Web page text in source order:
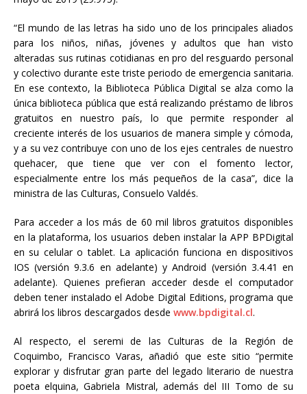
“El mundo de las letras ha sido uno de los principales aliados
para los niños, niñas, jóvenes y adultos que han visto
alteradas sus rutinas cotidianas en pro del resguardo personal
y colectivo durante este triste periodo de emergencia sanitaria.
En ese contexto, la Biblioteca Pública Digital se alza como la
única biblioteca pública que está realizando préstamo de libros
gratuitos en nuestro país, lo que permite responder al
creciente interés de los usuarios de manera simple y cómoda,
y a su vez contribuye con uno de los ejes centrales de nuestro
quehacer, que tiene que ver con el fomento lector,
especialmente entre los más pequeños de la casa”, dice la
ministra de las Culturas, Consuelo Valdés.
Para acceder a los más de 60 mil libros gratuitos disponibles
en la plataforma, los usuarios deben instalar la APP BPDigital
en su celular o tablet. La aplicación funciona en dispositivos
IOS (versión 9.3.6 en adelante) y Android (versión 3.4.41 en
adelante). Quienes prefieran acceder desde el computador
deben tener instalado el Adobe Digital Editions, programa que
abrirá los libros descargados desde www.bpdigital.cl.
Al respecto, el seremi de las Culturas de la Región de
Coquimbo, Francisco Varas, añadió que este sitio “permite
explorar y disfrutar gran parte del legado literario de nuestra
poeta elquina, Gabriela Mistral, además del III Tomo de su